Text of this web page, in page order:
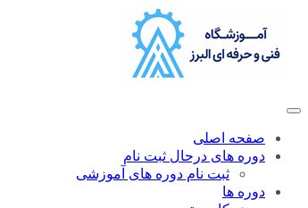
محتوا
صفحه اصلی
دوره های درحال ثبت نام
ثبت نام دوره های آموزشی
دوره ها